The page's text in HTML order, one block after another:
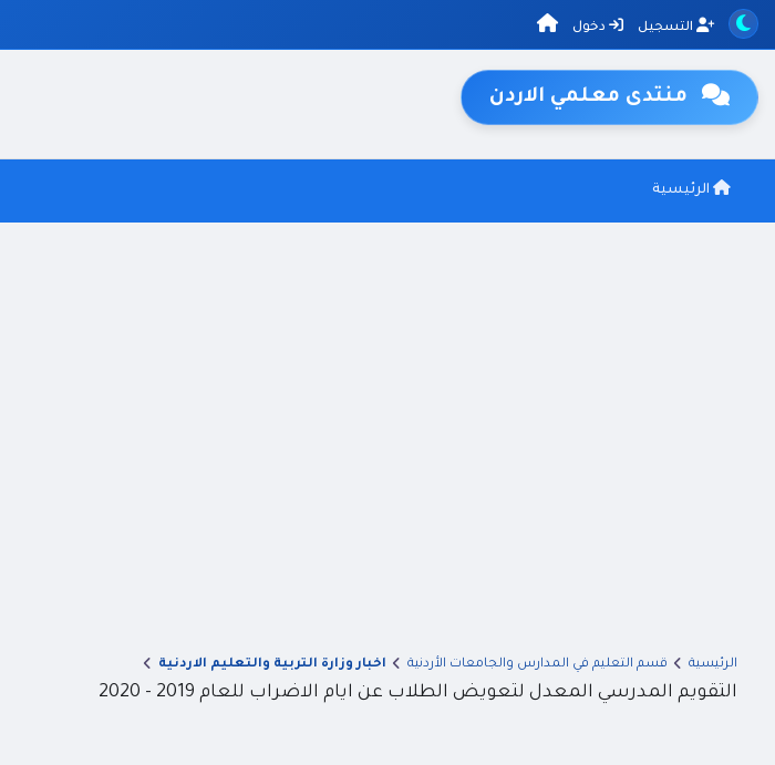
التسجيل دخول
منتدى معلمي الاردن
الرئيسية
الرئيسية قسم التعليم في المدارس والجامعات الأردنية اخبار وزارة التربية والتعليم الاردنية
التقويم المدرسي المعدل لتعويض الطلاب عن ايام الاضراب للعام 2019 - 2020